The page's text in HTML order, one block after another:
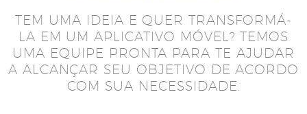
TEM UMA IDEIA E QUER TRANSFORMÁ-
LA EM UM APLICATIVO MÓVEL? TEMOS
UMA EQUIPE PRONTA PARA TE AJUDAR
A ALCANÇAR SEU OBJETIVO DE ACORDO
COM SUA NECESSIDADE.